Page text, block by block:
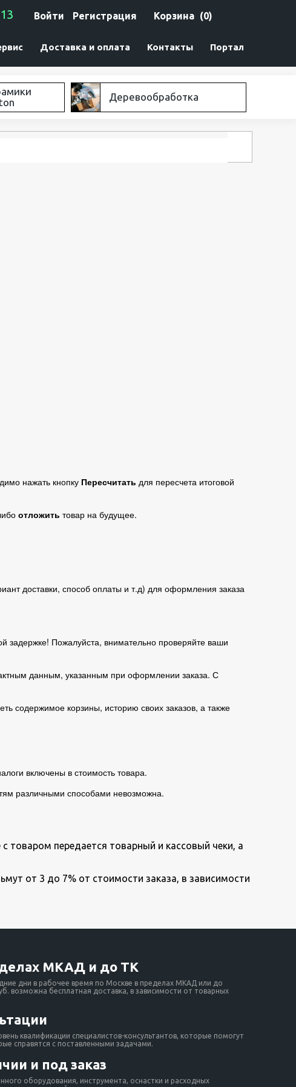
Войти Регистрация Корзина (0)
Портал
Контакты
Доставка и оплата
Деревообработка
нажать кнопку Пересчитать для пересчета итоговой
отложить товар на будущее.
доставки, способ оплаты и т.д) для оформления заказа
задержке! Пожалуйста, внимательно проверяйте ваши
данным, указанным при оформлении заказа. С
содержимое корзины, историю своих заказов, а также
включены в стоимость товара.
различными способами невозможна.
товаром передается товарный и кассовый чеки, а
от 3 до 7% от стоимости заказа, в зависимости
МКАД и до ТК
дни в рабочее время по Москве в пределах МКАД или до
возможна бесплатная доставка, в зависимости от товарных
квалификации специалистов-консультантов, которые помогут
справятся с поставленными задачами.
и под заказ
оборудования, инструмента, оснастки и расходных